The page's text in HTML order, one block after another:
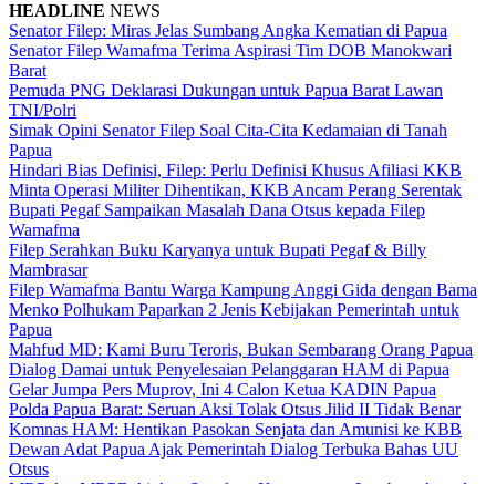
HEADLINE NEWS
Senator Filep: Miras Jelas Sumbang Angka Kematian di Papua
Senator Filep Wamafma Terima Aspirasi Tim DOB Manokwari
Barat
Pemuda PNG Deklarasi Dukungan untuk Papua Barat Lawan
TNI/Polri
Simak Opini Senator Filep Soal Cita-Cita Kedamaian di Tanah
Papua
Hindari Bias Definisi, Filep: Perlu Definisi Khusus Afiliasi KKB
Minta Operasi Militer Dihentikan, KKB Ancam Perang Serentak
Bupati Pegaf Sampaikan Masalah Dana Otsus kepada Filep
Wamafma
Filep Serahkan Buku Karyanya untuk Bupati Pegaf & Billy
Mambrasar
Filep Wamafma Bantu Warga Kampung Anggi Gida dengan Bama
Menko Polhukam Paparkan 2 Jenis Kebijakan Pemerintah untuk
Papua
Mahfud MD: Kami Buru Teroris, Bukan Sembarang Orang Papua
Dialog Damai untuk Penyelesaian Pelanggaran HAM di Papua
Gelar Jumpa Pers Muprov, Ini 4 Calon Ketua KADIN Papua
Polda Papua Barat: Seruan Aksi Tolak Otsus Jilid II Tidak Benar
Komnas HAM: Hentikan Pasokan Senjata dan Amunisi ke KBB
Dewan Adat Papua Ajak Pemerintah Dialog Terbuka Bahas UU
Otsus